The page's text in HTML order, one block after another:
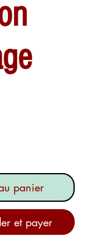
panier
et payer